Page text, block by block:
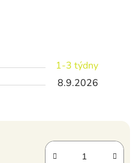
1-3 týdny
8.9.2026